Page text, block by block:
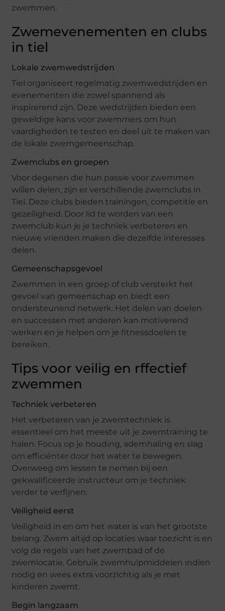
zwemmen.
Zwemevenementen en clubs
in tiel
Lokale zwemwedstrijden
Tiel organiseert regelmatig zwemwedstrijden en
evenementen die zowel spannend als
inspirerend zijn. Deze wedstrijden bieden een
geweldige kans voor zwemmers om hun
vaardigheden te testen en deel uit te maken van
de lokale zwemgemeenschap.
Zwemclubs en groepen
Voor degenen die hun passie voor zwemmen
willen delen, zijn er verschillende zwemclubs in
Tiel. Deze clubs bieden trainingen, competitie en
gezelligheid. Door lid te worden van een
zwemclub kun je je techniek verbeteren en
nieuwe vrienden maken die dezelfde interesses
delen.
Gemeenschapsgevoel
Zwemmen in een groep of club versterkt het
gevoel van gemeenschap en biedt een
ondersteunend netwerk. Het delen van doelen
en successen met anderen kan motiverend
werken en je helpen om je fitnessdoelen te
bereiken.
Tips voor veilig en rffectief
zwemmen
Techniek verbeteren
Het verbeteren van je zwemtechniek is
essentieel om het meeste uit je zwemtraining te
halen. Focus op je houding, ademhaling en slag
om efficiënter door het water te bewegen.
Overweeg om lessen te nemen bij een
gekwalificeerde instructeur om je techniek
verder te verfijnen.
Veiligheid eerst
Veiligheid in en om het water is van het grootste
belang. Zwem altijd op locaties waar toezicht is en
volg de regels van het zwembad of de
zwemlocatie. Gebruik zwemhulpmiddelen indien
nodig en wees extra voorzichtig als je met
kinderen zwemt.
Begin langzaam